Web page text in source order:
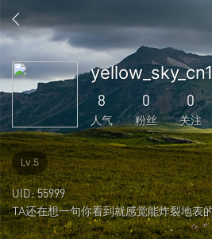
yellow_sky_cn1
8
人气
0
粉丝
0
关注
0
主题
868
回复
1
好友
0 8 2263
Lv.5
UID: 55999